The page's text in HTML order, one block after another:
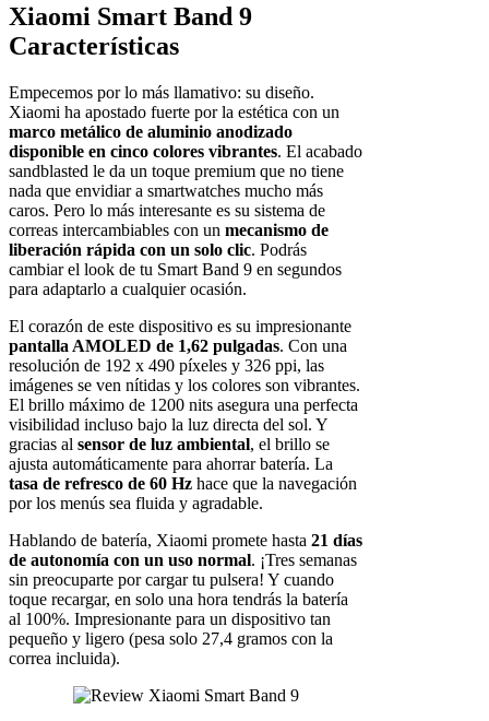
Xiaomi Smart Band 9
Características
Empecemos por lo más llamativo: su diseño.
Xiaomi ha apostado fuerte por la estética con un
marco metálico de aluminio anodizado
disponible en cinco colores vibrantes. El acabado
sandblasted le da un toque premium que no tiene
nada que envidiar a smartwatches mucho más
caros. Pero lo más interesante es su sistema de
correas intercambiables con un mecanismo de
liberación rápida con un solo clic. Podrás
cambiar el look de tu Smart Band 9 en segundos
para adaptarlo a cualquier ocasión.
El corazón de este dispositivo es su impresionante
pantalla AMOLED de 1,62 pulgadas. Con una
resolución de 192 x 490 píxeles y 326 ppi, las
imágenes se ven nítidas y los colores son vibrantes.
El brillo máximo de 1200 nits asegura una perfecta
visibilidad incluso bajo la luz directa del sol. Y
gracias al sensor de luz ambiental, el brillo se
ajusta automáticamente para ahorrar batería. La
tasa de refresco de 60 Hz hace que la navegación
por los menús sea fluida y agradable.
Hablando de batería, Xiaomi promete hasta 21 días
de autonomía con un uso normal. ¡Tres semanas
sin preocuparte por cargar tu pulsera! Y cuando
toque recargar, en solo una hora tendrás la batería
al 100%. Impresionante para un dispositivo tan
pequeño y ligero (pesa solo 27,4 gramos con la
correa incluida).